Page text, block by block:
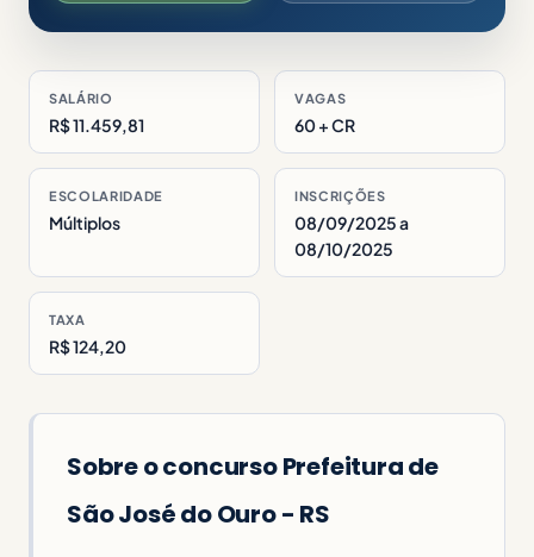
SALÁRIO
R$ 11.459,81
VAGAS
60 + CR
ESCOLARIDADE
Múltiplos
INSCRIÇÕES
08/09/2025 a
08/10/2025
TAXA
R$ 124,20
Sobre o concurso Prefeitura de
São José do Ouro - RS